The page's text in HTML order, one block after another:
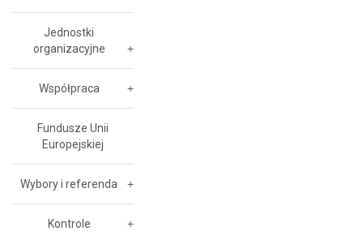
Jednostki
organizacyjne
Współpraca
Fundusze Unii
Europejskiej
Wybory i referenda
Kontrole